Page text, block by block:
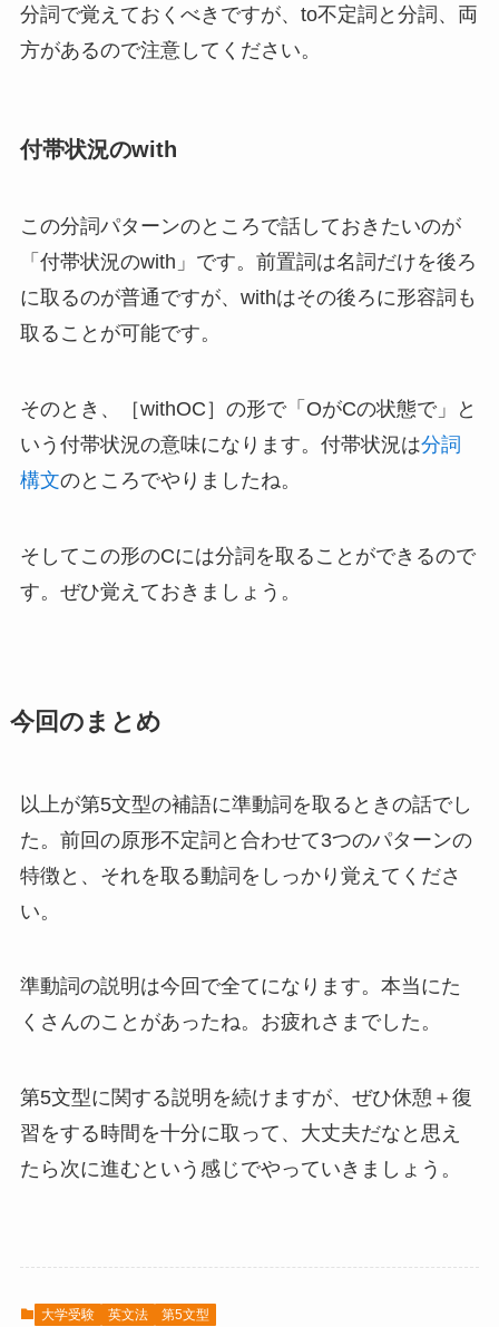
分詞で覚えておくべきですが、to不定詞と分詞、両
方があるので注意してください。
付帯状況のwith
この分詞パターンのところで話しておきたいのが
「付帯状況のwith」です。前置詞は名詞だけを後ろ
に取るのが普通ですが、withはその後ろに形容詞も
取ることが可能です。
そのとき、［withOC］の形で「OがCの状態で」と
いう付帯状況の意味になります。付帯状況は分詞
構文のところでやりましたね。
そしてこの形のCには分詞を取ることができるので
す。ぜひ覚えておきましょう。
今回のまとめ
以上が第5文型の補語に準動詞を取るときの話でし
た。前回の原形不定詞と合わせて3つのパターンの
特徴と、それを取る動詞をしっかり覚えてくださ
い。
準動詞の説明は今回で全てになります。本当にた
くさんのことがあったね。お疲れさまでした。
第5文型に関する説明を続けますが、ぜひ休憩＋復
習をする時間を十分に取って、大丈夫だなと思え
たら次に進むという感じでやっていきましょう。
大学受験 英文法 第5文型